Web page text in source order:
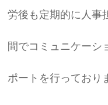
労後も定期的に人事
間でコミュニケーシ
ポートを行っており